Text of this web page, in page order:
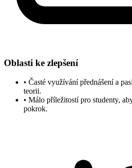
Oblasti ke zlepšení
• Časté využívání přednášení a
teorii.
• Málo příležitostí pro studenty,
pokrok.